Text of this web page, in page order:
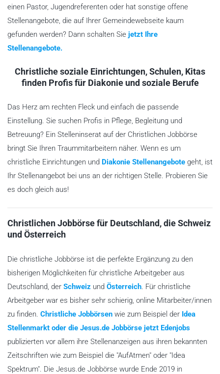
einen Pastor, Jugendreferenten oder hat sonstige offene
Stellenangebote, die auf Ihrer Gemeindewebseite kaum
gefunden werden? Dann schalten Sie jetzt Ihre
Stellenangebote.
Christliche soziale Einrichtungen, Schulen, Kitas
finden Profis für Diakonie und soziale Berufe
Das Herz am rechten Fleck und einfach die passende
Einstellung. Sie suchen Profis in Pflege, Begleitung und
Betreuung? Ein Stelleninserat auf der Christlichen Jobbörse
bringt Sie Ihren Traummitarbeitern näher. Wenn es um
christliche Einrichtungen und Diakonie Stellenangebote geht, ist
Ihr Stellenangebot bei uns an der richtigen Stelle. Probieren Sie
es doch gleich aus!
Christlichen Jobbörse für Deutschland, die Schweiz
und Österreich
Die christliche Jobbörse ist die perfekte Ergänzung zu den
bisherigen Möglichkeiten für christliche Arbeitgeber aus
Deutschland, der Schweiz und Österreich . Für christliche
Arbeitgeber war es bisher sehr schierig, online Mitarbeiter/innen
zu finden. Christliche Jobbörsen wie zum Beispiel der Idea
Stellenmarkt oder die Jesus.de Jobbörse jetzt Edenjobs
publizierten vor allem ihre Stellenanzeigen aus ihren bekannten
Zeitschriften wie zum Beispiel die "AufAtmen" oder "Idea
Spektrum". Die Jesus.de Jobbörse wurde Ende 2019 in